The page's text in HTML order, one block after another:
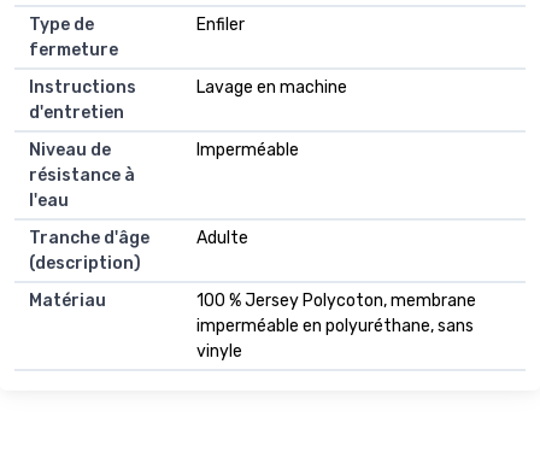
Type de
fermeture
Enfiler
Instructions
d'entretien
Lavage en machine
Niveau de
résistance à
l'eau
Imperméable
Tranche d'âge
(description)
Adulte
Matériau
100 % Jersey Polycoton, membrane
imperméable en polyuréthane, sans
vinyle